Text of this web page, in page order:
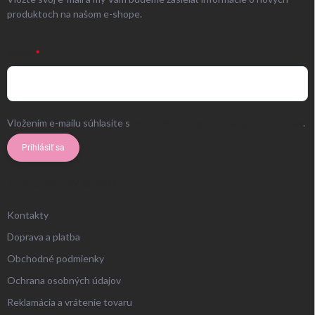
produktoch na našom e-shope.
Vložením e-mailu súhlasíte s .
Prihlásiť sa
Kontakty
Doprava a platba
Obchodné podmienky
Ochrana osobných údajov
Reklamácia a vrátenie tovaru